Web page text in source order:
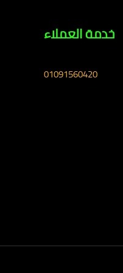
خدمة العملاء
01091560420